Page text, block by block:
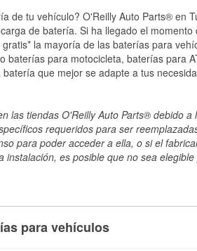
de tu vehículo? O'Reilly Auto Parts® en
de batería. Si ha llegado el
la mayoría de las baterías para
para motocicleta, baterías para
que mejor se adapte a tus
las tiendas O'Reilly Auto Parts® debido a
requeridos para ser
para poder acceder a ella, o si el
es posible que no sea
para vehículos